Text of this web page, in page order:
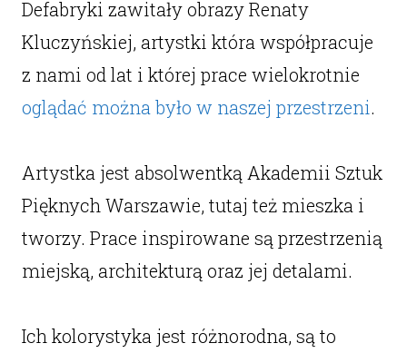
Defabryki zawitały obrazy Renaty
Kluczyńskiej, artystki która współpracuje
z nami od lat i której prace wielokrotnie
oglądać można było w naszej przestrzeni.
Artystka jest absolwentką Akademii Sztuk
Pięknych Warszawie, tutaj też mieszka i
tworzy. Prace inspirowane są przestrzenią
miejską, architekturą oraz jej detalami.
Ich kolorystyka jest różnorodna, są to